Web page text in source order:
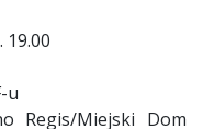
u
Regis/Miejski Dom